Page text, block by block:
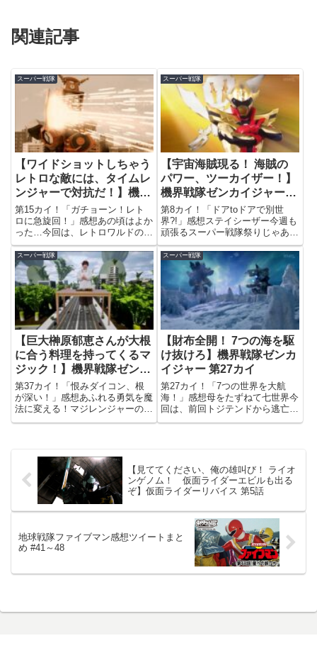
関連記事
スーパー戦隊
【ワイドショットしちゃう
レトロな敵には、タイムレ
ンジャーで対抗だ！】機界
戦隊ゼンカイジャー 第15
カイ
第15カイ！「ガチョーン！レト
ロに急旋回！」感想あの頃はよか
った…今回は、レトロワルドの力
で街が昭和レトロな世界観へ変貌
してしまうという話。よくもま
ぁ、毎回頭のおかしいヘンテコな
侵略作戦を考えるものだなぁ。昭
和レトロな表現として、途中から
画...
スーパー戦隊
【宇宙海賊現る！ 海賊の
パワー、ツーカイザー！】
機界戦隊ゼンカイジャー
第8カイ
第8カイ！「ドアtoドアで別世
界?!」感想ステイシーザー今週も
頑張るスーパー戦隊祭りじゃああ
ああああああ！！！（2回目）い
やはや今週も取り乱してしまっ
た。ゼンカイジャーの8話は、前
回にも増して盛り沢山の回でござ
った。前回のラストのロボ大集
合...
スーパー戦隊
【巨大榊原郁恵さんが大根
に合う料理を持ってくるマ
ジック！】機界戦隊ゼンカ
イジャー 第37カイ
第37カイ！「恨みダイコン、根
が深い！」感想あふれる勇気を魔
法に変える！マジレンジャーの力
今回は、幼少期特有の気恥ずかし
ゴミを操る能力を持ったダイコン
ワルドが現れる…という回。特
に...
スーパー戦隊
【財布全開！ 7つの海を駆
け抜けろ】機界戦隊ゼンカ
イジャー 第27カイ
第27カイ！「7つの世界を大航
海！」感想母をたずねて七世界今
回は、前回トジテンドから逃亡し
た堀江美都子を探して、並行世界
い描写はいろいろあったものの...
【見ててください、俺の雄叫び！ ライオ
ンゲノム！ 仮面ライダーエビルも出る
ぞ】仮面ライダーリバイス 第5話
地球戦隊ファイブマン感想ツイートまと
め #41～48